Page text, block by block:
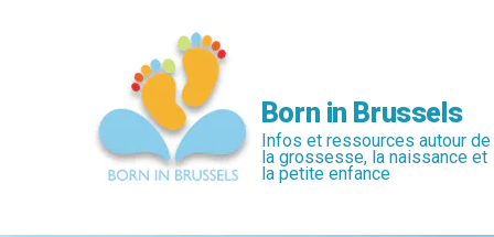
Born in Brussels
Infos et ressources autour de
la grossesse, la naissance et
la petite enfance